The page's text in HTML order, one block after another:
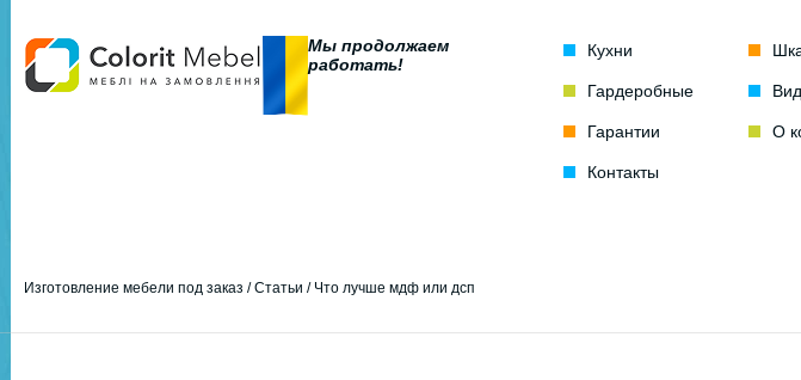
Мы продолжаем
работать!
Кухни
Гардеробные
Гарантии О
Контакты
Изготовление мебели под заказ /Статьи / Что лучше мдф или дсп